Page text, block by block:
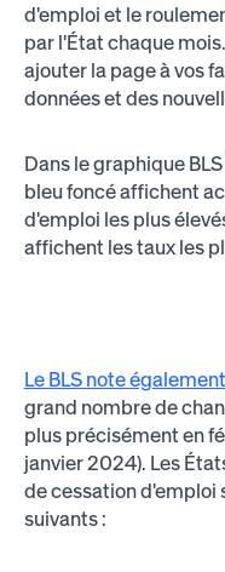
d'emploi et le
par l'État chaque
ajouter la page à vos
données et des
Dans le graphique
bleu foncé affichent
d'emploi les plus
affichent les taux les
Le BLS note
grand nombre de
plus précisément en
janvier 2024). Les
de cessation d'emploi
suivants :